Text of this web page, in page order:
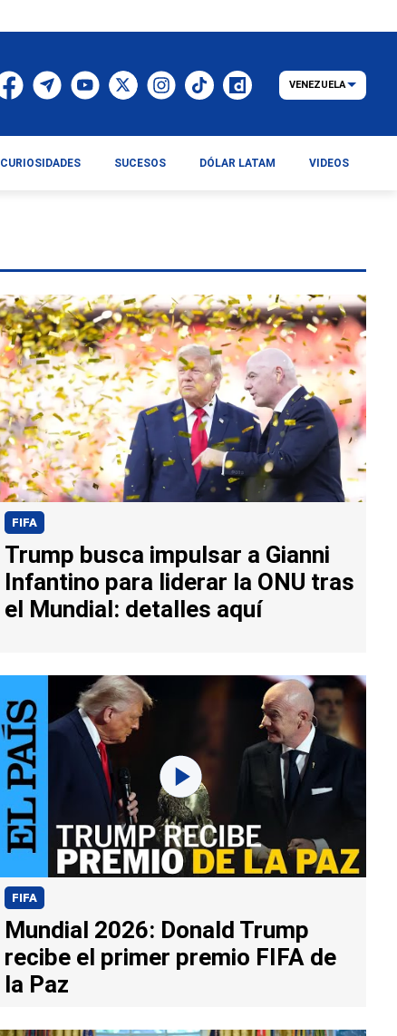
FIFA
Trump busca impulsar a Gianni
Infantino para liderar la ONU tras
el Mundial: detalles aquí
FIFA
Mundial 2026: Donald Trump
recibe el primer premio FIFA de
la Paz
VENEZUELA
CURIOSIDADES SUCESOS DÓLAR LATAM VIDEOS